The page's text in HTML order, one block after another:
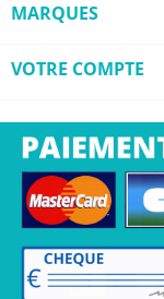
MARQUES
VOTRE COMPTE